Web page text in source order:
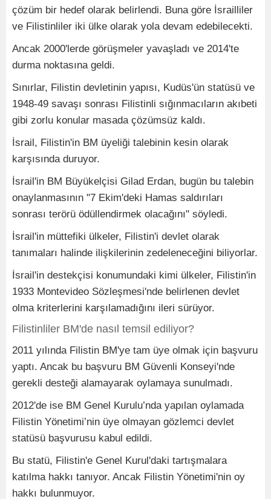
çözüm bir hedef olarak belirlendi. Buna göre İsrailliler
ve Filistinliler iki ülke olarak yola devam edebilecekti.
Ancak 2000'lerde görüşmeler yavaşladı ve 2014'te
durma noktasına geldi.
Sınırlar, Filistin devletinin yapısı, Kudüs'ün statüsü ve
1948-49 savaşı sonrası Filistinli sığınmacıların akıbeti
gibi zorlu konular masada çözümsüz kaldı.
İsrail, Filistin'in BM üyeliği talebinin kesin olarak
karşısında duruyor.
İsrail'in BM Büyükelçisi Gilad Erdan, bugün bu talebin
onaylanmasının "7 Ekim'deki Hamas saldırıları
sonrası terörü ödüllendirmek olacağını" söyledi.
İsrail'in müttefiki ülkeler, Filistin'i devlet olarak
tanımaları halinde ilişkilerinin zedeleneceğini biliyorlar.
İsrail'in destekçisi konumundaki kimi ülkeler, Filistin'in
1933 Montevideo Sözleşmesi'nde belirlenen devlet
olma kriterlerini karşılamadığını ileri sürüyor.
Filistinliler BM'de nasıl temsil ediliyor?
2011 yılında Filistin BM'ye tam üye olmak için başvuru
yaptı. Ancak bu başvuru BM Güvenli Konseyi'nde
gerekli desteği alamayarak oylamaya sunulmadı.
2012'de ise BM Genel Kurulu’nda yapılan oylamada
Filistin Yönetimi’nin üye olmayan gözlemci devlet
statüsü başvurusu kabul edildi.
Bu statü, Filistin'e Genel Kurul'daki tartışmalara
katılma hakkı tanıyor. Ancak Filistin Yönetimi'nin oy
hakkı bulunmuyor.